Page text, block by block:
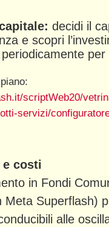
decidi il
e scopri
scriptWeb20/
servizi/
costi
in Fondi
Meta Superflash)
alle